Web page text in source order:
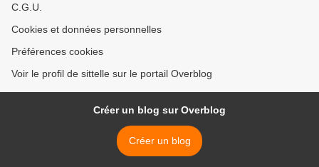
C.G.U.
Cookies et données personnelles
Préférences cookies
Voir le profil de sittelle sur le portail Overblog
Créer un blog sur Overblog
Créer un blog